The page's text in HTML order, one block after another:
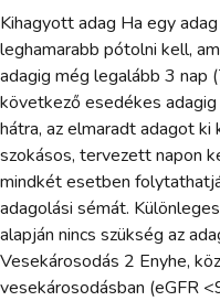
Kihagyott adag Ha egy
leghamarabb pótolni kell,
adagig még legalább 3 nap
következő esedékes
hátra, az elmaradt adagot
szokásos, tervezett napon
mindkét esetben
adagolási sémát.
alapján nincs szükség az
Vesekárosodás 2 Enyhe,
vesekárosodásban (eGFR